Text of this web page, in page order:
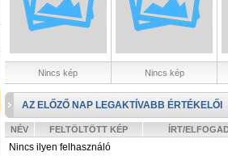
Nincs kép Nincs kép
AZ ELŐZŐ NAP LEGAKTÍVABB ÉRTÉKELŐI
NÉV FELTÖLTÖTT KÉP ÍRT/
Nincs ilyen felhasználó